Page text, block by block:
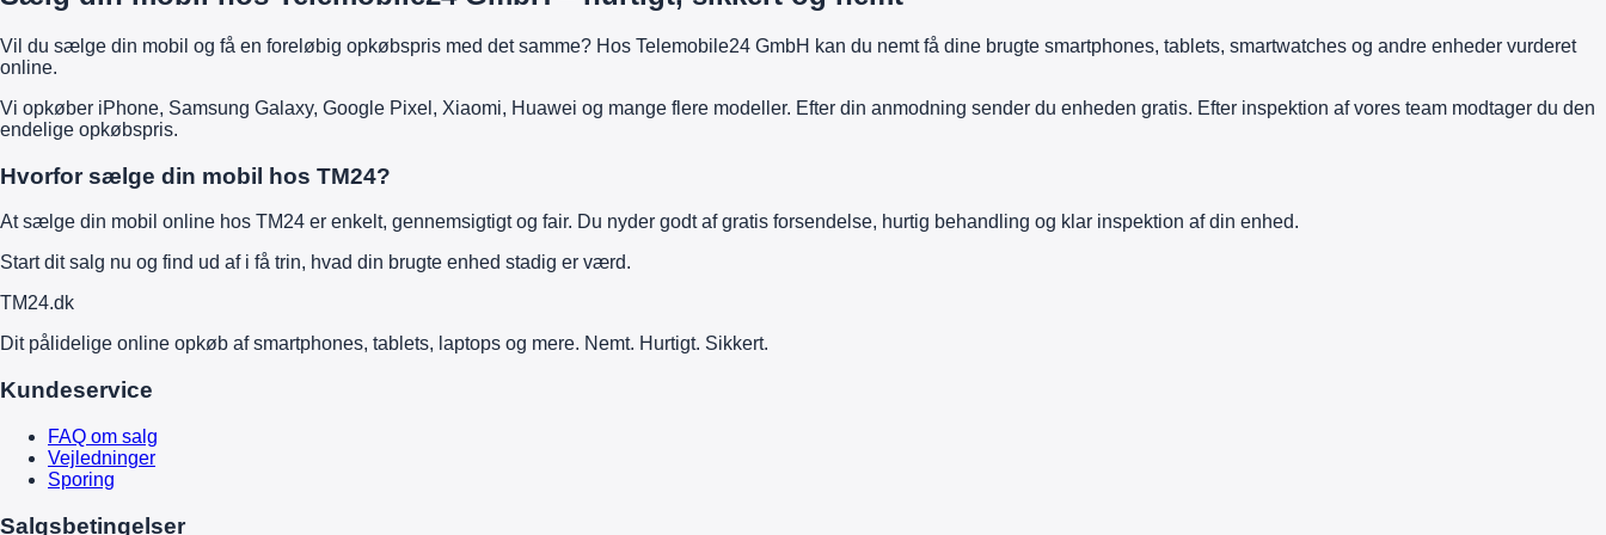
Vil du sælge din mobil og få en foreløbig opkøbspris med det samme? Hos Telemobile24 GmbH kan du nemt få dine brugte smartphones, tablets, smartwatches og andre enheder vurderet
online.
Vi opkøber iPhone, Samsung Galaxy, Google Pixel, Xiaomi, Huawei og mange flere modeller. Efter din anmodning sender du enheden gratis. Efter inspektion af vores team modtager du den
endelige opkøbspris.
Hvorfor sælge din mobil hos TM24?
At sælge din mobil online hos TM24 er enkelt, gennemsigtigt og fair. Du nyder godt af gratis forsendelse, hurtig behandling og klar inspektion af din enhed.
Start dit salg nu og find ud af i få trin, hvad din brugte enhed stadig er værd.
TM24.dk
Dit pålidelige online opkøb af smartphones, tablets, laptops og mere. Nemt. Hurtigt. Sikkert.
Kundeservice
FAQ om salg
Vejledninger
Sporing
Salgsbetingelser